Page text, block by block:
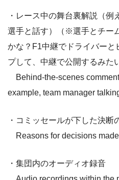
・レース中の舞台裏解説（
選手と話す）（※選手とチー
かな？F1中継でドライバーと
プして、中継で公開するみた
Behind-the-scenes
example, team manager
・コミッセールが下した決断
Reasons for decisions
・集団内のオーディオ録音